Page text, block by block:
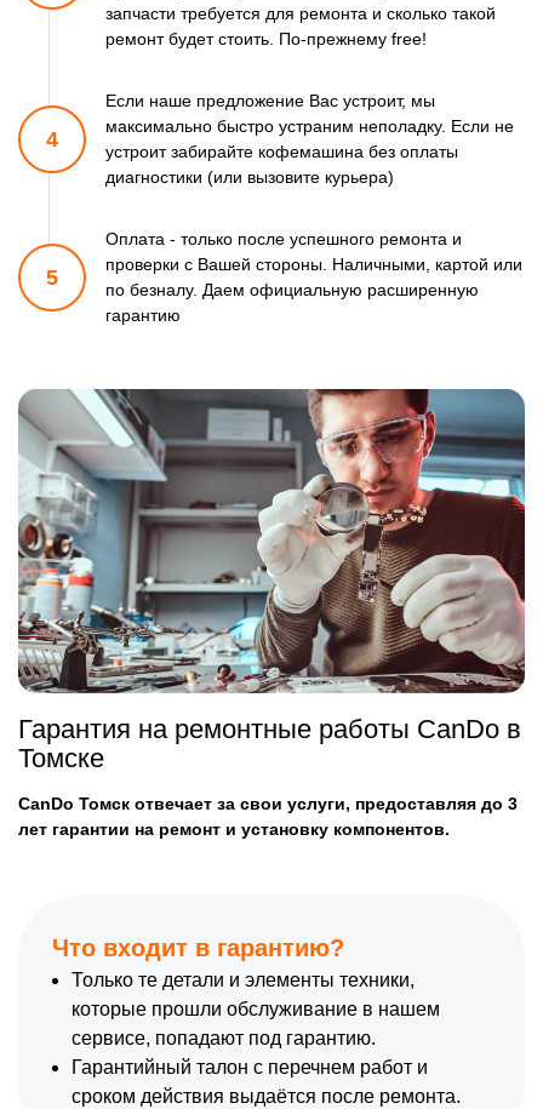
запчасти требуется для ремонта и сколько такой
ремонтбудет стоить. По-прежнему free!
4
Если наше предложение Вас устроит, мы
максимально быстро устраним неполадку. Если не
устроит забирайте кофемашина без оплаты
диагностики (или вызовите курьера)
5
Оплата - только после успешного ремонта и
проверки с Вашей стороны. Наличными, картой или
по безналу. Даем официальную расширенную
гарантию
Гарантия на ремонтные работы CanDo в
Томске
CanDo Томск отвечает за свои услуги, предоставляя до 3
лет гарантии на ремонт и установку компонентов.
Что входит в гарантию?
Только те детали и элементы техники,
которые прошли обслуживание в нашем
сервисе, попадают под гарантию.
Гарантийный талон с перечнем работ и
сроком действия выдаётся после ремонта.